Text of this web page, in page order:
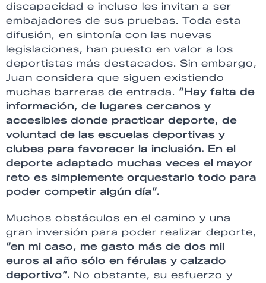
discapacidad e incluso les invitan a ser
embajadores de sus pruebas. Toda esta
difusión, en sintonía con las nuevas
legislaciones, han puesto en valor a los
deportistas más destacados. Sin embargo,
Juan considera que siguen existiendo
muchas barreras de entrada. “Hay falta de
información, de lugares cercanos y
accesibles donde practicar deporte, de
voluntad de las escuelas deportivas y
clubes para favorecer la inclusión. En el
deporte adaptado muchas veces el mayor
reto es simplemente orquestarlo todo para
poder competir algún día”.
Muchos obstáculos en el camino y una
gran inversión para poder realizar deporte,
“en mi caso, me gasto más de dos mil
euros al año sólo en férulas y calzado
deportivo”. No obstante, su esfuerzo y